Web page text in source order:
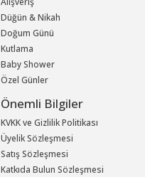
Düğün & Nikah
Doğum Günü
Kutlama
Baby Shower
Özel Günler
Önemli Bilgiler
KVKK ve Gizlilik Politikası
Üyelik Sözleşmesi
Satış Sözleşmesi
Katkıda Bulun Sözleşmesi